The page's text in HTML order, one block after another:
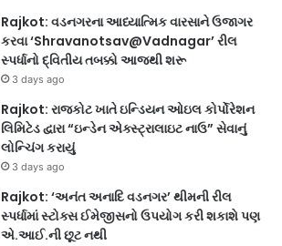
Rajkot: વડનગરના આધ્યાત્મિક વારસાને ઉજાગર
કરવા ‘Shravanotsav@Vadnagar’ રીલ
સ્પર્ધાનો દ્વિતીય તબક્કો આજથી શરૂ
3 days ago
Rajkot: રાજકોટ ખાતે ઇન્ડિયન ઓઇલ કોર્પોરેશન
લિમિટેડ દ્વારા “ઇન્ડેન એક્સ્ટ્રાલાઇટ નાઉ” સેવાનું
લોન્ચિંગ કરાયું
3 days ago
Rajkot: ‘અનંત અનાદિ વડનગર’ થીમની રીલ
સ્પર્ધામાં સ્ટોક્સ ઈમેજીસનો ઉપયોગ કરી શકાશે પણ
એ.આઈ.ની છૂટ નથી